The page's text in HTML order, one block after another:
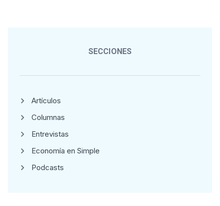
SECCIONES
Artículos
Columnas
Entrevistas
Economía en Simple
Podcasts